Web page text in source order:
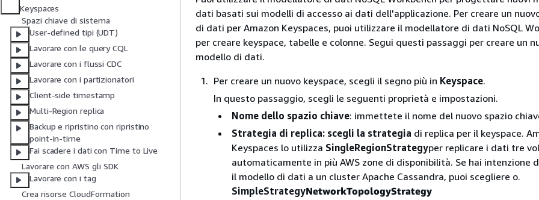
Keyspaces
Spazi chiave di sistema
User-defined tipi (UDT)
Lavorare con le query CQL
Lavorare con i flussi CDC
Lavorare con i partizionatori
Client-side timestamp
Multi-Region replica
Backup e ripristino con ripristino
point-in-time
Fai scadere i dati con Time to Live
Lavorare con AWS gli SDK
Lavorare con i tag
Crea risorse CloudFormation
dati basati sui modelli di accesso ai dati dell'applicazione. Per creare un
di dati per Amazon Keyspaces, puoi utilizzare il modellatore di dati NoSQL
per creare keyspace, tabelle e colonne. Segui questi passaggi per creare un
modello di dati.
Per creare un nuovo keyspace, scegli il segno più in Keyspace.
In questo passaggio, scegli le seguenti proprietà e impostazioni.
Nome dello spazio chiave: immettete il nome del nuovo spazio
Strategia di replica: scegli la strategia di replica per il keyspace.
Keyspaces lo utilizza SingleRegionStrategyper replicare i dati tre
automaticamente in più AWS zone di disponibilità. Se hai intenzione
il modello di dati a un cluster Apache Cassandra, puoi scegliere o.
SimpleStrategyNetworkTopologyStrategy